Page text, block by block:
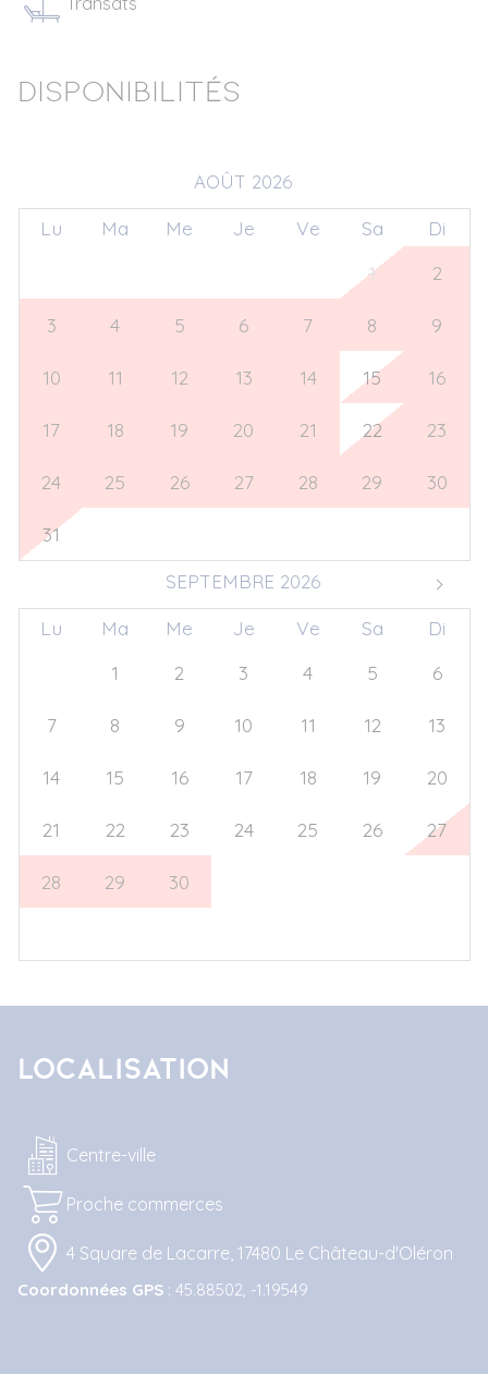
Disponibilités
AOÛT 2026
Lu Ma Me Je Ve Sa
Di
1 2
3 4 5 6 7 8 9
10 11 12 13 14 15 16
17 18 19 20 21 22 23
24 25 26 27 28 29 30
31
SEPTEMBRE 2026
Lu Ma Me Je Ve Sa
Di
1 2 3 4 5 6
7 8 9 10 11 12 13
14 15 16 17 18 19 20
21 22 23 24 25 26 27
28 29 30
Localisation
Centre-ville
Proche commerces
4 Square de Lacarre, 17480 Le Château-d'Oléron
Coordonnées GPS : 45.88502, -1.19549